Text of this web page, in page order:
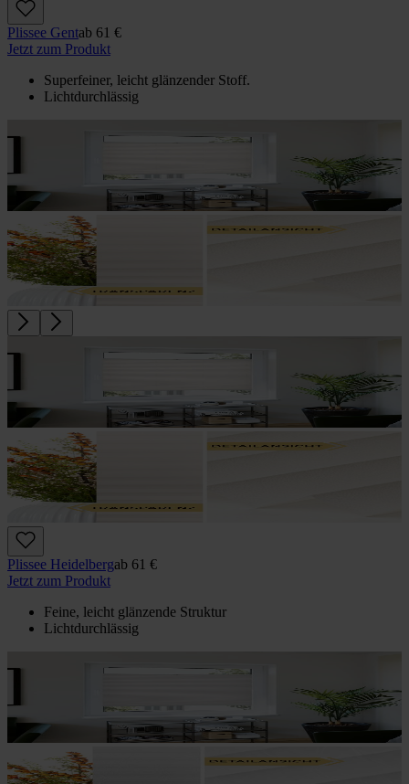
Plissee Gentab 61 €
Jetzt zum Produkt
Superfeiner, leicht glänzender Stoff.
Lichtdurchlässig
Plissee Heidelbergab 61 €
Jetzt zum Produkt
Feine, leicht glänzende Struktur
Lichtdurchlässig